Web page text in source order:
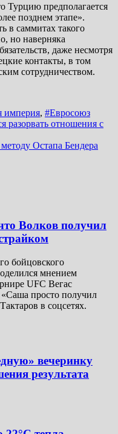
Турцию предполагается
позднем этапе».
в саммитах такого
но наверняка
даже несмотря
контакты, в том
сотрудничеством.
империя, #Евросоюз
разорвать отношения с
Остапа Бендера
Волков получил
бойцовского
мнением
UFC Вегас
просто получил
в соцсетях.
вечеринку
результата